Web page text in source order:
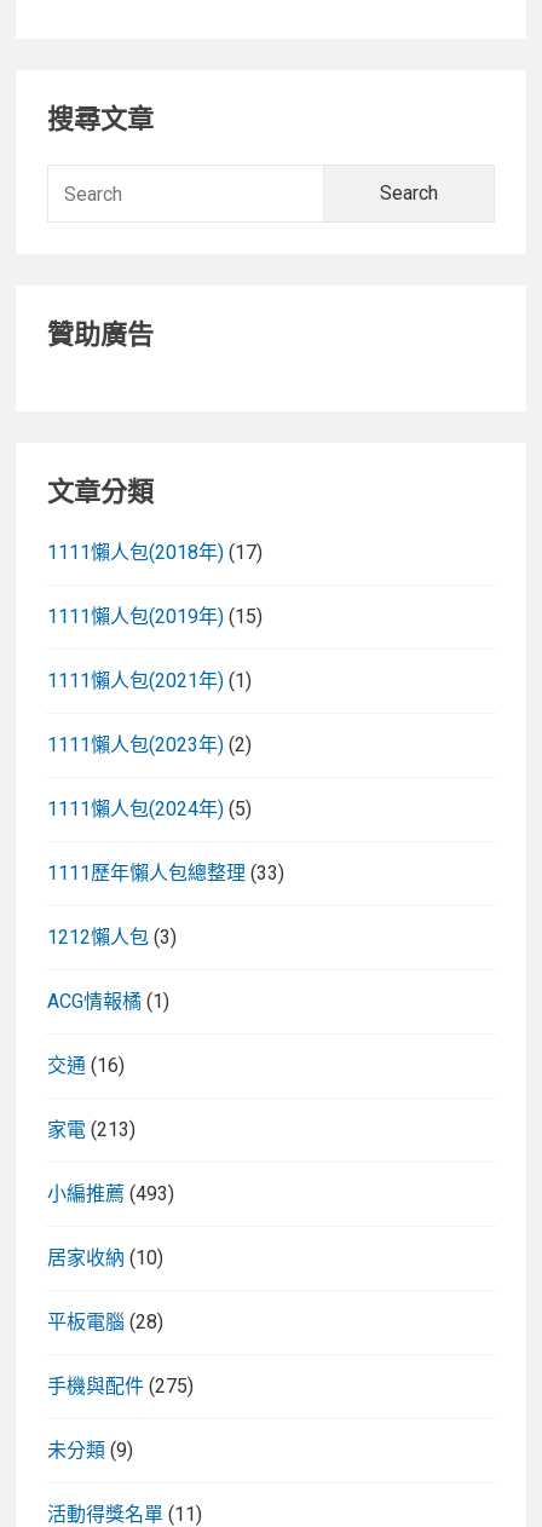
Primary
Sidebar
搜尋文章
贊助廣告
文章分類
1111懶人包(2018年) (17)
1111懶人包(2019年) (15)
1111懶人包(2021年) (1)
1111懶人包(2023年) (2)
1111懶人包(2024年) (5)
1111歷年懶人包總整理 (33)
1212懶人包 (3)
ACG情報橘 (1)
交通 (16)
家電 (213)
小編推薦 (493)
居家收納 (10)
平板電腦 (28)
手機與配件 (275)
未分類 (9)
活動得獎名單 (11)